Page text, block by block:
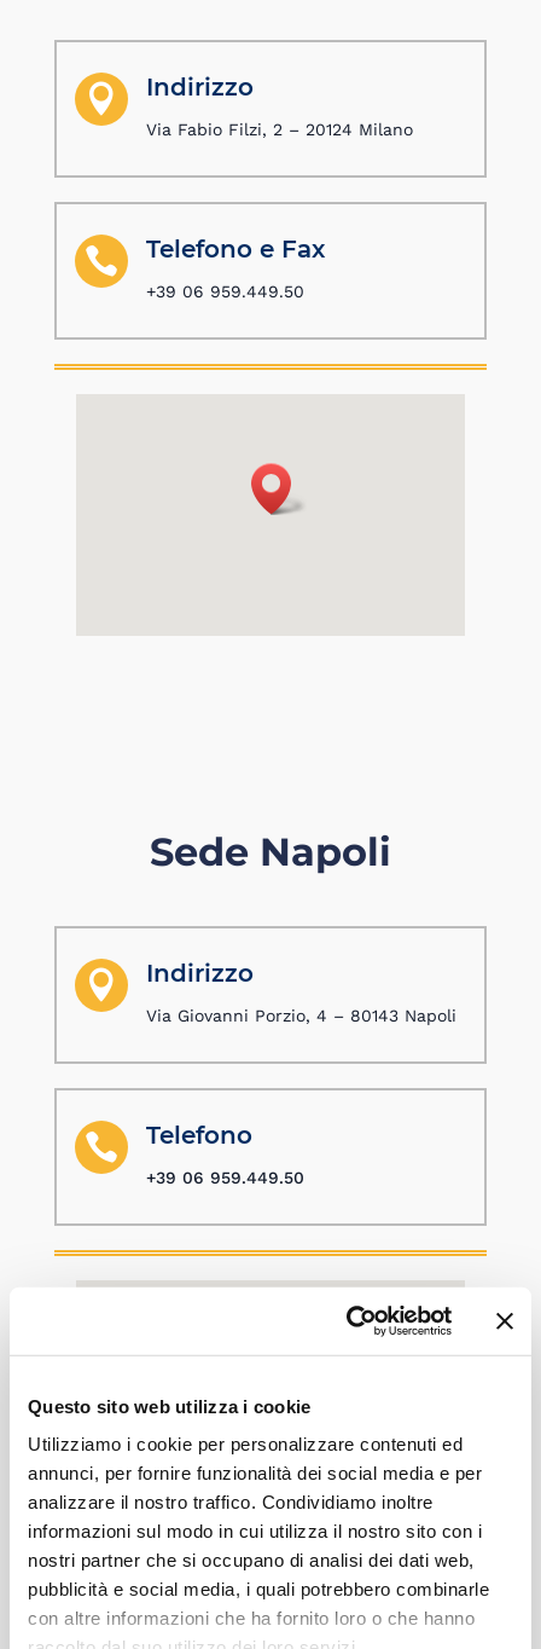
Questo sito web utilizza i cookie
Utilizziamo i cookie per personalizzare contenuti ed
annunci, per fornire funzionalità dei social media e per
analizzare il nostro traffico. Condividiamo inoltre
informazioni sul modo in cui utilizza il nostro sito con i
nostri partner che si occupano di analisi dei dati web,
pubblicità e social media, i quali potrebbero combinarle
con altre informazioni che ha fornito loro o che hanno
 Indirizzo
Via Fabio Filzi, 2 – 20124 Milano
 Telefono e Fax
+39 06 959.449.50
Sede Napoli
 Indirizzo
Via Giovanni Porzio, 4 – 80143 Napoli
 Telefono
+39 06 959.449.50